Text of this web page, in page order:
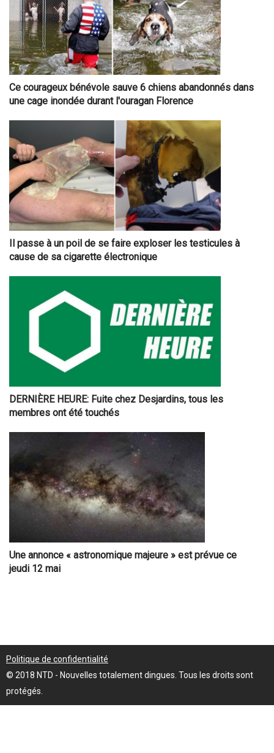
Ce courageux bénévole sauve 6 chiens abandonnés dans
une cage inondée durant l'ouragan Florence
Il passe à un poil de se faire exploser les testicules à
cause de sa cigarette électronique
DERNIÈRE HEURE: Fuite chez Desjardins, tous les
membres ont été touchés
Une annonce « astronomique majeure » est prévue ce
jeudi 12 mai
Politique de confidentialité
© 2018 NTD - Nouvelles totalement dingues. Tous les droits sont
protégés.